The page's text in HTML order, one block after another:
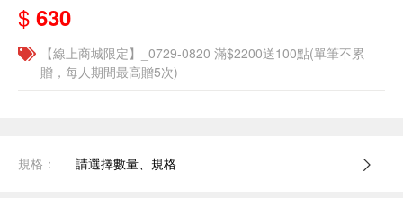
$ 630
【線上商城限定】_0729-0820 滿$2200送100點(單筆不累
贈，每人期間最高贈5次)
規格： 請選擇數量、規格